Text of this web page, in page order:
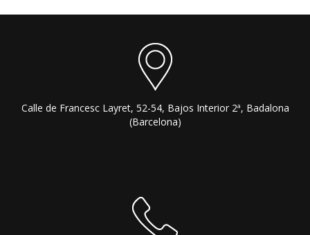
Calle de Francesc Layret, 52-54, Bajos Interior 2ª, Badalona
(Barcelona)